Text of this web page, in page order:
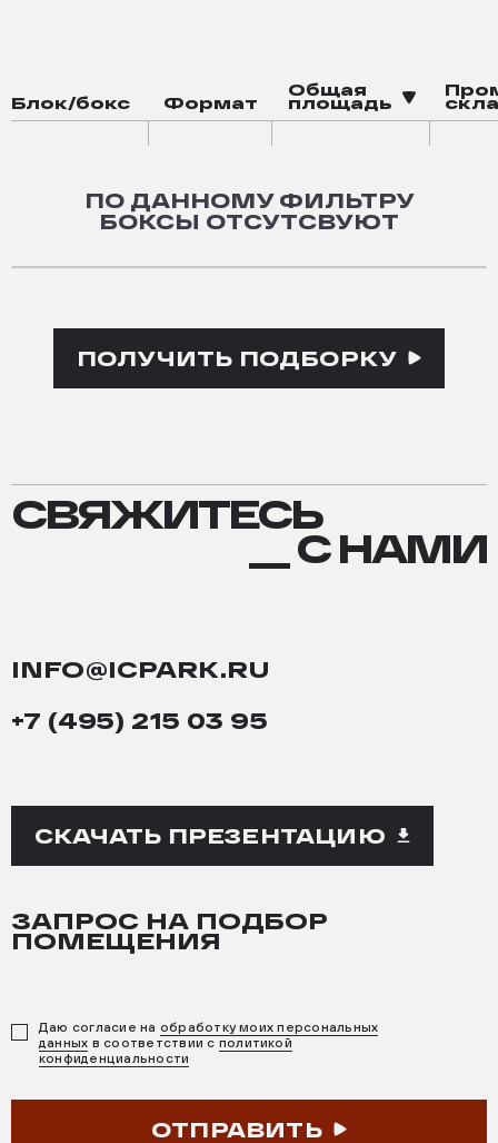
Блок/бокс Формат
Общая
площадь
ПО ДАННОМУ ФИЛЬТРУ
БОКСЫ ОТСУТСВУЮТ
ПОЛУЧИТЬ ПОДБОРКУ
СВЯЖИТЕСЬ
СВЯЖИТЕСЬ
__ С НАМИ
INFO@ICPARK.RU
+7 (495) 215 03 95
СКАЧАТЬ ПРЕЗЕНТАЦИЮ
ЗАПРОС НА ПОДБОР
ПОМЕЩЕНИЯ
Даю согласие на обработку моих персональных
данных в соответствии с политикой
конфиденциальности
ОТПРАВИТЬ